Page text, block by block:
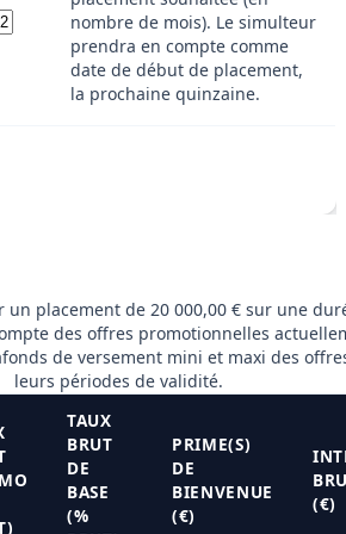
nombre de mois). Le simulteur
prendra en compte comme
date de début de placement,
la prochaine quinzaine.
placement de 20 000,00 € sur une
des offres promotionnelles
de versement mini et maxi des
leurs périodes de validité.
TAUX
BRUT
DE
BASE
(%
PRIME(S)
DE
BIENVENUE
(€)
(€)